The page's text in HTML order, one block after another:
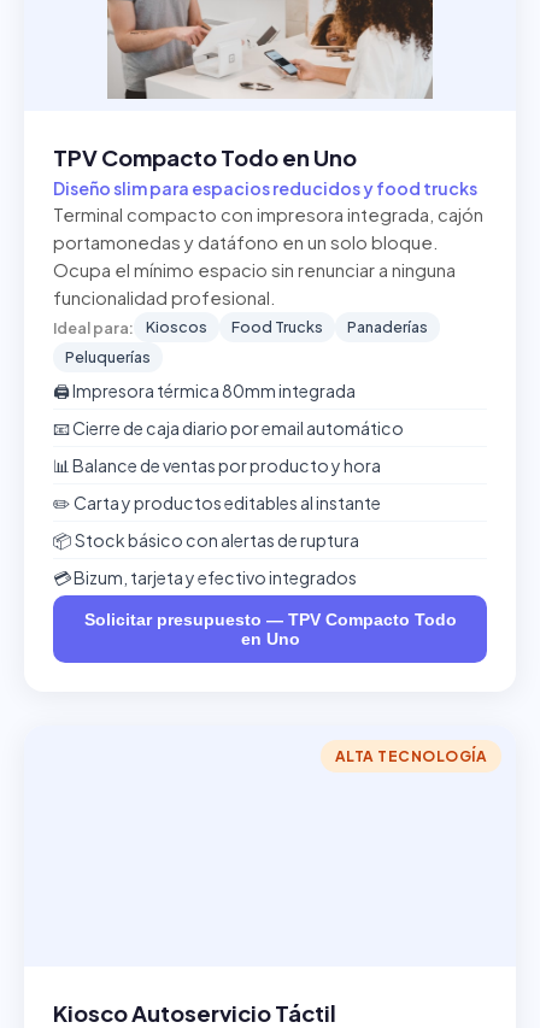
TPV Compacto Todo en Uno
Diseño slim para espacios reducidos y food trucks
Terminal compacto con impresora integrada, cajón
portamonedas y datáfono en un solo bloque.
Ocupa el mínimo espacio sin renunciar a ninguna
funcionalidad profesional.
Ideal para: Kioscos Food Trucks
Panaderías
Peluquerías
🖨️ Impresora térmica 80mm integrada
📧 Cierre de caja diario por email automático
📊 Balance de ventas por producto y hora
✏️ Carta y productos editables al instante
📦 Stock básico con alertas de ruptura
💳 Bizum, tarjeta y efectivo integrados
Solicitar presupuesto — TPV Compacto Todo
en Uno
ALTA TECNOLOGÍA
Kiosco Autoservicio Táctil